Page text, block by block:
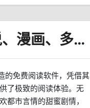
爱读小说 v5.0.6 去广告纯净版APP | 小说、漫画、多书源
的免费阅读软件，凭借其
了极致的阅读体验。无
都市言情的甜蜜剧情，